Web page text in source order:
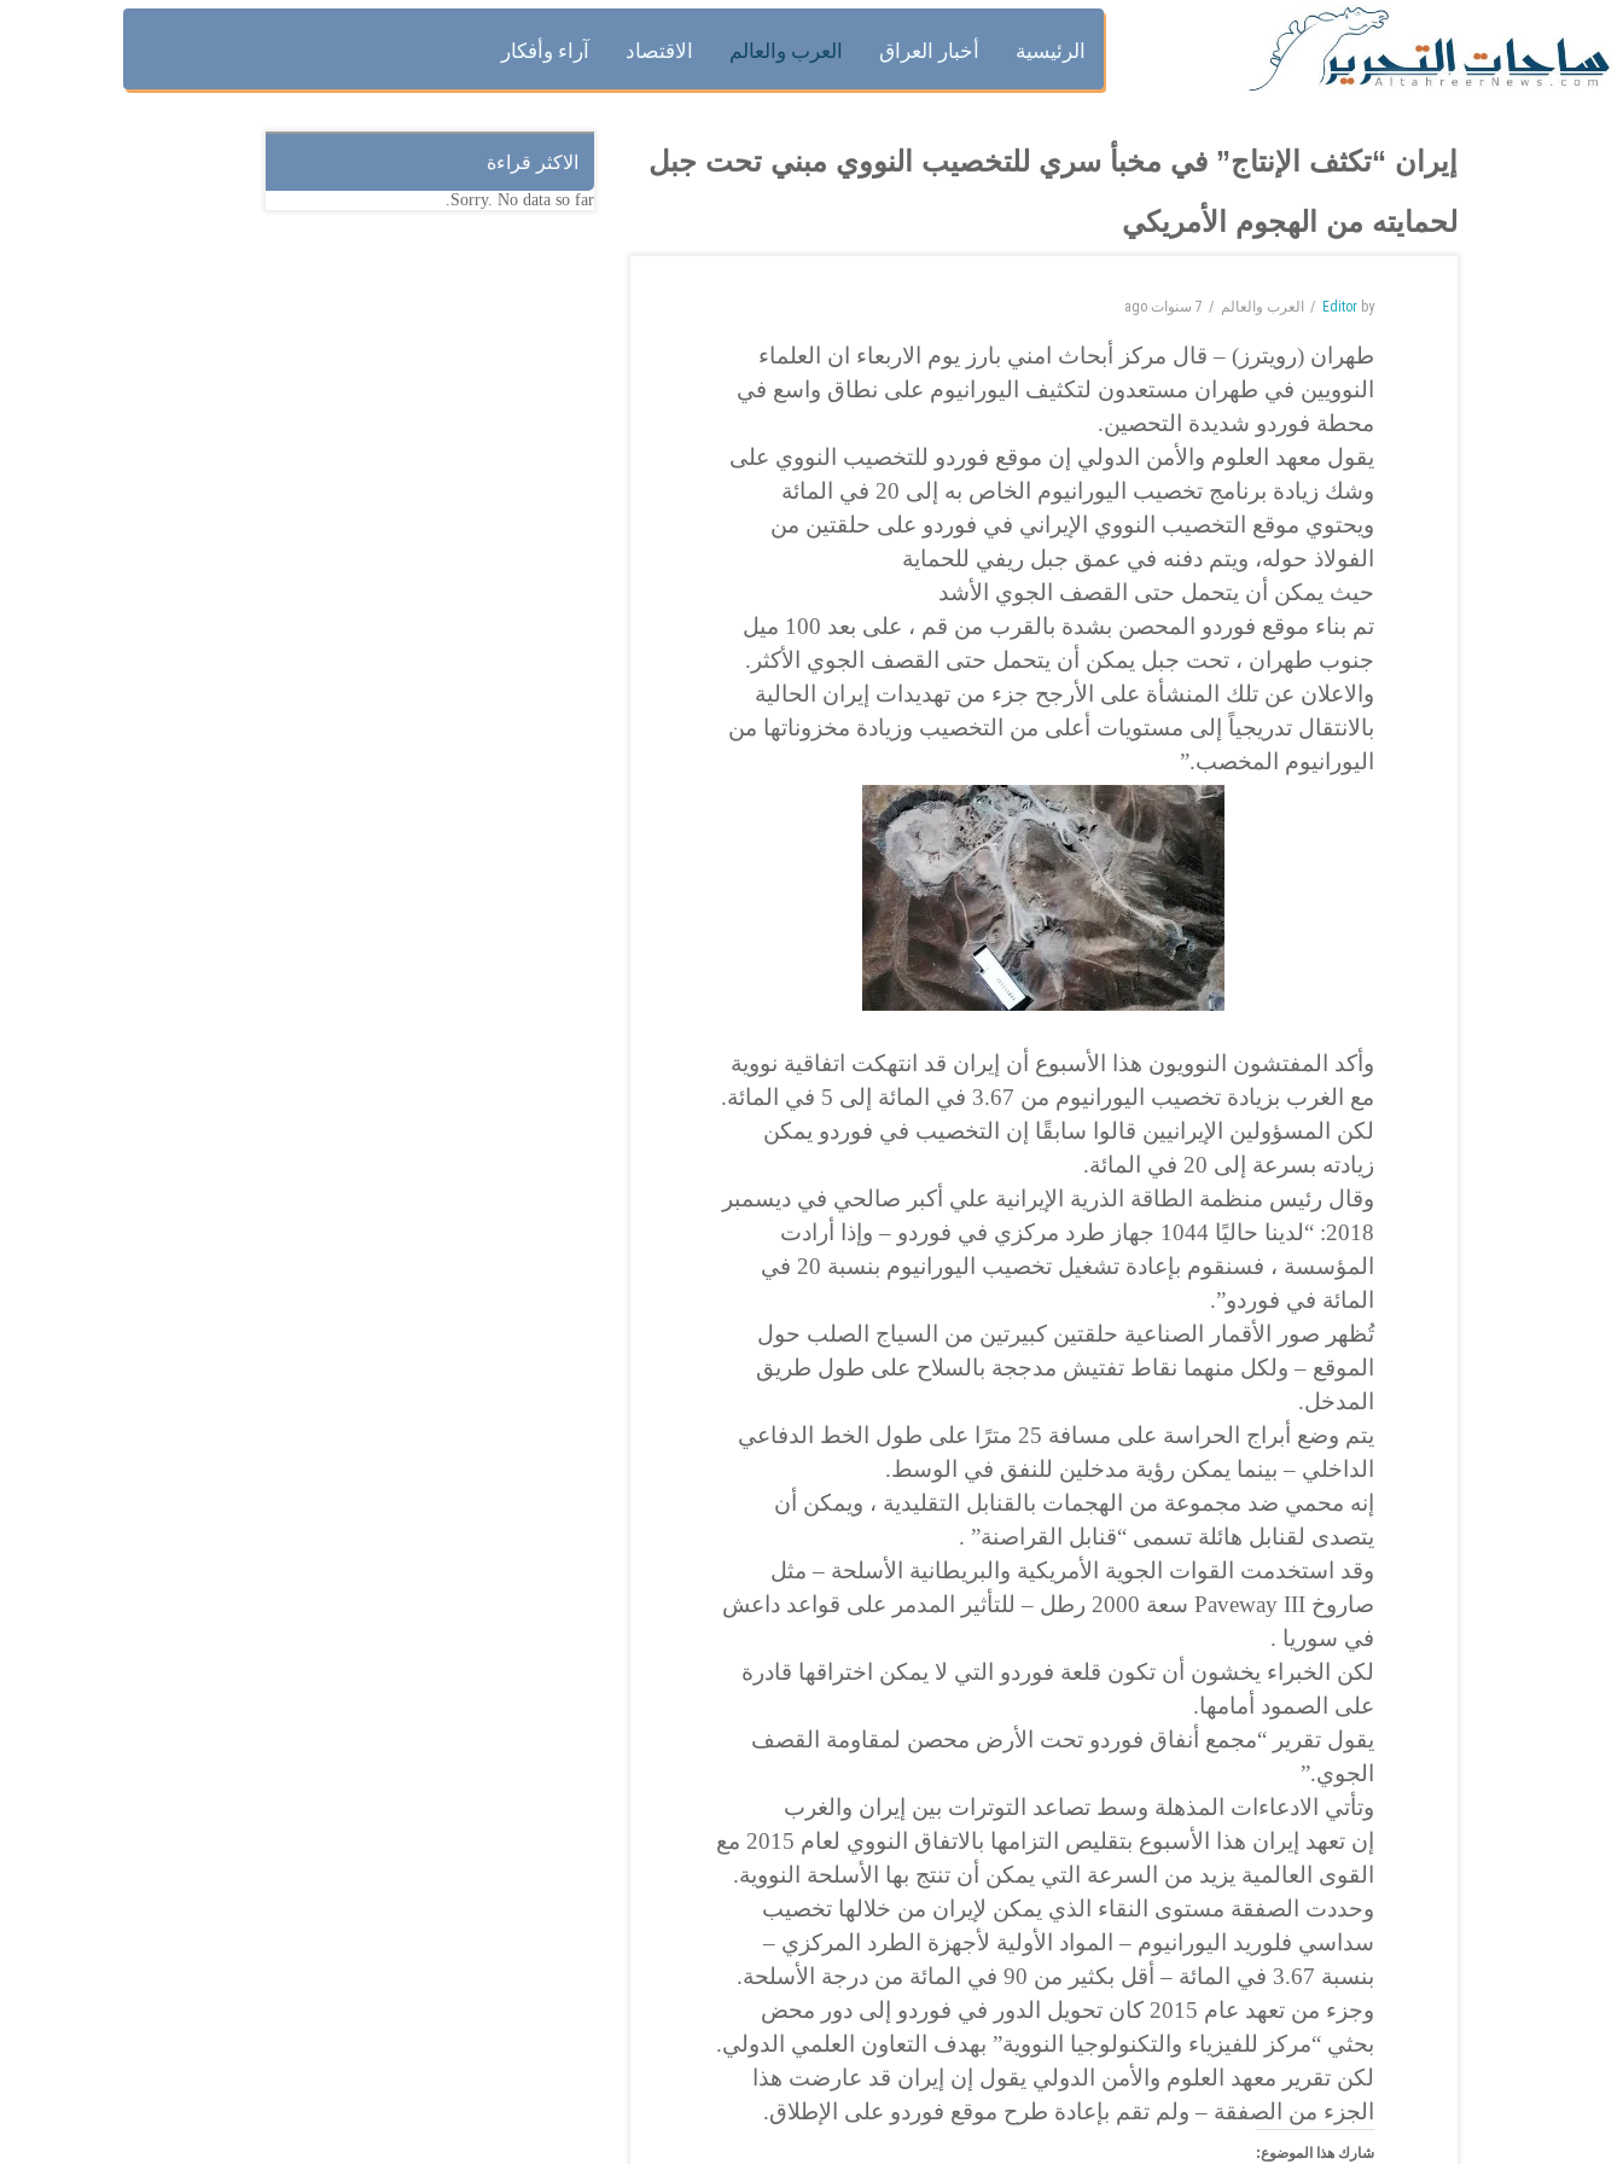
الرئيسية أخبار العراق العرب والعالم الاقتصاد آراء وأفكار
إيران “تكثف الإنتاج” في مخبأ سري للتخصيب النووي مبني تحت جبل
لحمايته من الهجوم الأمريكي
by
Editor العرب والعالم 7 سنوات ago
طهران (رويترز) – قال مركز أبحاث امني بارز يوم الاربعاء ان العلماء
النوويين في طهران مستعدون لتكثيف اليورانيوم على نطاق واسع في
محطة فوردو شديدة التحصين.
يقول معهد العلوم والأمن الدولي إن موقع فوردو للتخصيب النووي على
وشك زيادة برنامج تخصيب اليورانيوم الخاص به إلى 20 في المائة
ويحتوي موقع التخصيب النووي الإيراني في فوردو على حلقتين من
الفولاذ حوله، ويتم دفنه في عمق جبل ريفي للحماية
حيث يمكن أن يتحمل حتى القصف الجوي الأشد
تم بناء موقع فوردو المحصن بشدة بالقرب من قم ، على بعد 100 ميل
جنوب طهران ، تحت جبل يمكن أن يتحمل حتى القصف الجوي الأكثر.
والاعلان عن تلك المنشأة على الأرجح جزء من تهديدات إيران الحالية
بالانتقال تدريجياً إلى مستويات أعلى من التخصيب وزيادة مخزوناتها من
اليورانيوم المخصب.”
وأكد المفتشون النوويون هذا الأسبوع أن إيران قد انتهكت اتفاقية نووية
مع الغرب بزيادة تخصيب اليورانيوم من 3.67 في المائة إلى 5 في المائة.
لكن المسؤولين الإيرانيين قالوا سابقًا إن التخصيب في فوردو يمكن
زيادته بسرعة إلى 20 في المائة.
وقال رئيس منظمة الطاقة الذرية الإيرانية علي أكبر صالحي في ديسمبر
2018: “لدينا حاليًا 1044 جهاز طرد مركزي في فوردو – وإذا أرادت
المؤسسة ، فسنقوم بإعادة تشغيل تخصيب اليورانيوم بنسبة 20 في
المائة في فوردو”.
تُظهر صور الأقمار الصناعية حلقتين كبيرتين من السياج الصلب حول
الموقع – ولكل منهما نقاط تفتيش مدججة بالسلاح على طول طريق
المدخل.
يتم وضع أبراج الحراسة على مسافة 25 مترًا على طول الخط الدفاعي
الداخلي – بينما يمكن رؤية مدخلين للنفق في الوسط.
إنه محمي ضد مجموعة من الهجمات بالقنابل التقليدية ، ويمكن أن
يتصدى لقنابل هائلة تسمى “قنابل القراصنة” .
وقد استخدمت القوات الجوية الأمريكية والبريطانية الأسلحة – مثل
صاروخ Paveway III سعة 2000 رطل – للتأثير المدمر على قواعد داعش
في سوريا .
لكن الخبراء يخشون أن تكون قلعة فوردو التي لا يمكن اختراقها قادرة
على الصمود أمامها.
يقول تقرير “مجمع أنفاق فوردو تحت الأرض محصن لمقاومة القصف
الجوي.”
وتأتي الادعاءات المذهلة وسط تصاعد التوترات بين إيران والغرب
إن تعهد إيران هذا الأسبوع بتقليص التزامها بالاتفاق النووي لعام 2015 مع
القوى العالمية يزيد من السرعة التي يمكن أن تنتج بها الأسلحة النووية.
وحددت الصفقة مستوى النقاء الذي يمكن لإيران من خلالها تخصيب
سداسي فلوريد اليورانيوم – المواد الأولية لأجهزة الطرد المركزي –
بنسبة 3.67 في المائة – أقل بكثير من 90 في المائة من درجة الأسلحة.
وجزء من تعهد عام 2015 كان تحويل الدور في فوردو إلى دور محض
بحثي “مركز للفيزياء والتكنولوجيا النووية” بهدف التعاون العلمي الدولي.
لكن تقرير معهد العلوم والأمن الدولي يقول إن إيران قد عارضت هذا
الجزء من الصفقة – ولم تقم بإعادة طرح موقع فوردو على الإطلاق.
شارك هذا الموضوع:
الاكثر قراءة
Sorry. No data so far.